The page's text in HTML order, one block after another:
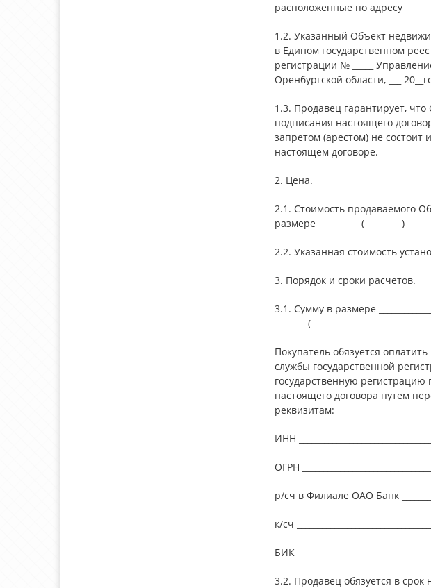
расположенные по адресу
1.2. Указанный Объект
в Едином государственном
регистрации № _____
Оренбургской области, ___
1.3. Продавец гарантирует,
подписания настоящего
запретом (арестом) не
настоящем договоре.
2. Цена.
2.1. Стоимость продаваемого
размере___________(_________)
2.2. Указанная стоимость
3. Порядок и сроки расчетов.
3.1. Сумму в размере
Покупатель обязуется
службы государственной
государственную
настоящего договора путем
реквизитам:
ИНН
ОГРН
р/сч в Филиале ОАО Банк
к/сч
БИК
3.2. Продавец обязуется в